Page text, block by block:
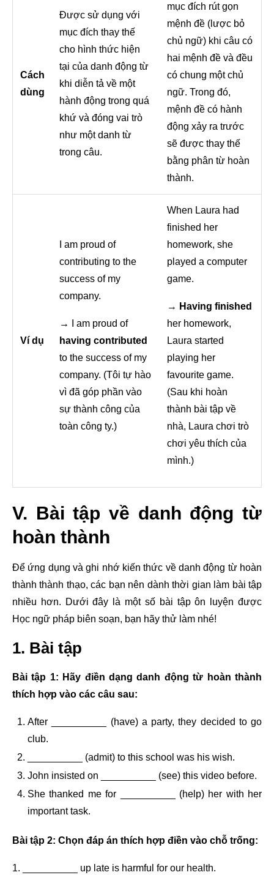
Cách
dùng
Được sử dụng với
mục đích thay thế
cho hình thức hiện
tại của danh động từ
khi diễn tả về một
hành động trong quá
khứ và đóng vai trò
như một danh từ
trong câu.
mục đích rút gọn
mệnh đề (lược bỏ
chủ ngữ) khi câu có
hai mệnh đề và đều
có chung một chủ
ngữ. Trong đó,
mệnh đề có hành
động xảy ra trước
sẽ được thay thế
bằng phân từ hoàn
thành.
Ví dụ
I am proud of
contributing to the
success of my
company.
→
I am proud of
having contributed
to the success of my
company. (Tôi tự hào
vì đã góp phần vào
sự thành công của
toàn công ty.)
When Laura had
finished her
homework, she
played a computer
game.
→ Having finished
her homework,
Laura started
playing her
favourite game.
(Sau khi hoàn
thành bài tập về
nhà, Laura chơi trò
chơi yêu thích của
mình.)
V. Bài tập về danh động từ
hoàn thành
Để ứng dụng và ghi nhớ kiến thức về danh động từ hoàn
thành thành thạo, các bạn nên dành thời gian làm bài tập
nhiều hơn. Dưới đây là một số bài tập ôn luyện được
Học ngữ pháp biên soạn, bạn hãy thử làm nhé!
1. Bài tập
Bài tập 1: Hãy điền dạng danh động từ hoàn thành
thích hợp vào các câu sau:
After __________ (have) a party, they decided to go
club.
__________ (admit) to this school was his wish.
John insisted on __________ (see) this video before.
She thanked me for __________ (help) her with her
important task.
Bài tập 2: Chọn đáp án thích hợp điền vào chỗ trống:
1. __________ up late is harmful for our health.